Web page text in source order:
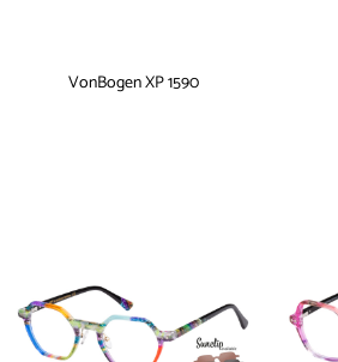
VonBogen XP 1590